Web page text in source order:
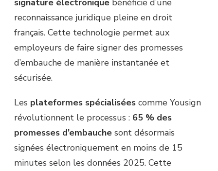
signature électronique bénéficie d’une
reconnaissance juridique pleine en droit
français. Cette technologie permet aux
employeurs de faire signer des promesses
d’embauche de manière instantanée et
sécurisée.
Les plateformes spécialisées comme Yousign
révolutionnent le processus : 65 % des
promesses d’embauche sont désormais
signées électroniquement en moins de 15
minutes selon les données 2025. Cette